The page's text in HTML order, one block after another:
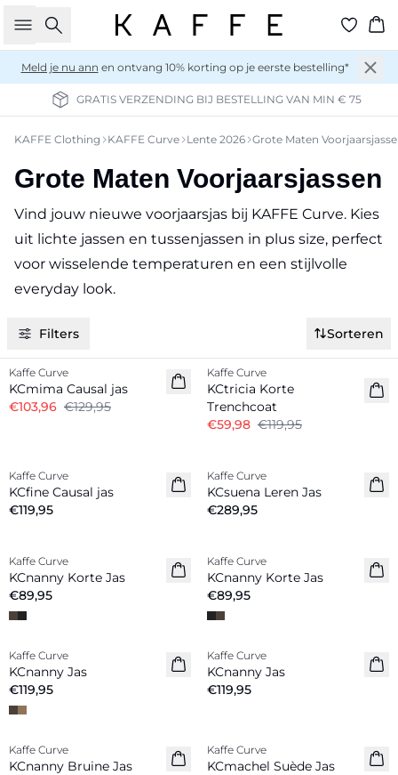
Zoeken
Meld je nu ann en ontvang 10% korting op je eerste bestelling*
GRATIS VERZENDING BIJ BESTELLING VAN MIN € 75
KAFFE Clothing KAFFE Curve Lente 2026 Grote Maten
Grote Maten Voorjaarsjassen
Vind jouw nieuwe voorjaarsjas bij KAFFE Curve. Kies
uit lichte jassen en tussenjassen in plus size, perfect
voor wisselende temperaturen en een stijlvolle
everyday look.
Filters Sorteren
-20%
Kaffe Curve
KCmima Causal jas
€103,96 €129,95
Kaffe Curve
KCtricia Korte
Trenchcoat
€59,98 €119,95
Nieuw
Kaffe Curve
KCfine Causal jas
€119,95
Nieuw
Kaffe Curve
KCsuena Leren Jas
€289,95
Nieuw
Kaffe Curve
KCnanny Korte Jas
€89,95
Nieuw
Kaffe Curve
KCnanny Korte Jas
€89,95
Nieuw
Kaffe Curve
KCnanny Jas
€119,95
Nieuw
Kaffe Curve
KCnanny Jas
€119,95
Nieuw
Kaffe Curve
KCnanny Bruine Jas
Kaffe Curve
KCmachel Suède Jas